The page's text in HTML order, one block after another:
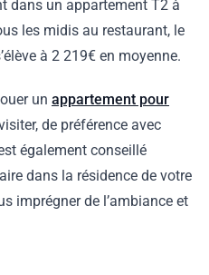
dans un appartement T2 à
les midis au restaurant, le
à 2 219€ en moyenne.
un appartement pour
de préférence avec
également conseillé
dans la résidence de votre
imprégner de l’ambiance et